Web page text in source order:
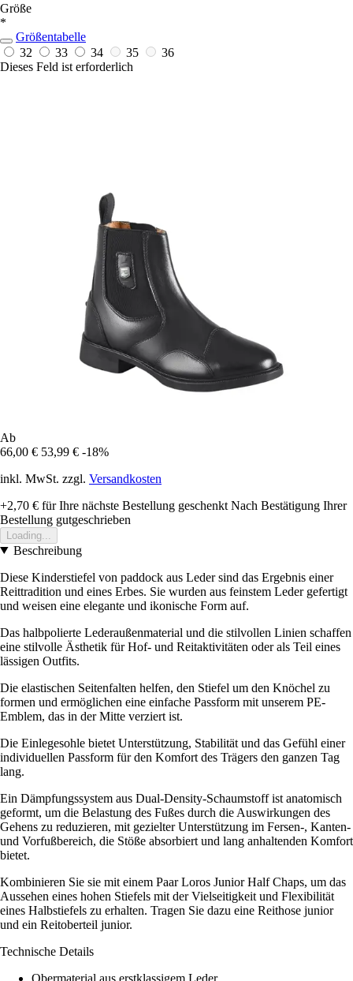
Größe
*
Größentabelle
32
33 34 35
36
Dieses Feld ist erforderlich
Ab
66,00 € 53,99 € -18%
inkl. MwSt. zzgl. Versandkosten
+2,70 € für Ihre nächste Bestellung geschenkt Nach Bestätigung Ihrer
Bestellung gutgeschrieben
Loading...
Beschreibung
Diese Kinderstiefel von paddock aus Leder sind das Ergebnis einer
Reittradition und eines Erbes. Sie wurden aus feinstem Leder gefertigt
und weisen eine elegante und ikonische Form auf.
Das halbpolierte Lederaußenmaterial und die stilvollen Linien schaffen
eine stilvolle Ästhetik für Hof- und Reitaktivitäten oder als Teil eines
lässigen Outfits.
Die elastischen Seitenfalten helfen, den Stiefel um den Knöchel zu
formen und ermöglichen eine einfache Passform mit unserem PE-
Emblem, das in der Mitte verziert ist.
Die Einlegesohle bietet Unterstützung, Stabilität und das Gefühl einer
individuellen Passform für den Komfort des Trägers den ganzen Tag
lang.
Ein Dämpfungssystem aus Dual-Density-Schaumstoff ist anatomisch
geformt, um die Belastung des Fußes durch die Auswirkungen des
Gehens zu reduzieren, mit gezielter Unterstützung im Fersen-, Kanten-
und Vorfußbereich, die Stöße absorbiert und lang anhaltenden Komfort
bietet.
Kombinieren Sie sie mit einem Paar Loros Junior Half Chaps, um das
Aussehen eines hohen Stiefels mit der Vielseitigkeit und Flexibilität
eines Halbstiefels zu erhalten. Tragen Sie dazu eine Reithose junior
und ein Reitoberteil junior.
Technische Details
Obermaterial aus erstklassigem Leder